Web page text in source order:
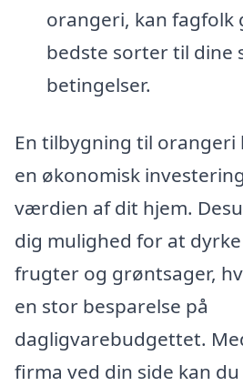
orangeri, kan fagfolk
bedste sorter til dine
betingelser.
En tilbygning til
en økonomisk
værdien af ​​dit hjem.
dig mulighed for at
frugter og grøntsager,
en stor besparelse på
dagligvarebudgettet.
firma ved din side kan